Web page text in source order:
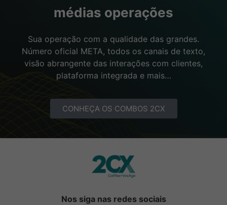
médias operações
Sua operação com a qualidade das grandes.
Número oficial META, todos os canais de texto,
visão abrangente das interações com clientes,
plataforma integrada e mais…
CONHEÇA OS COMBOS 2CX
Nos siga nas redes sociais